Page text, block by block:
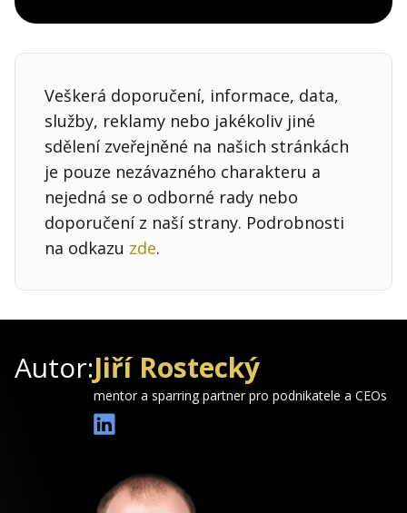
Veškerá doporučení, informace, data,
služby, reklamy nebo jakékoliv jiné
sdělení zveřejněné na našich stránkách
je pouze nezávazného charakteru a
nejedná se o odborné rady nebo
doporučení z naší strany. Podrobnosti
na odkazu zde.
Autor:Jiří Rostecký
mentor a sparring partner pro podnikatele a CEOs